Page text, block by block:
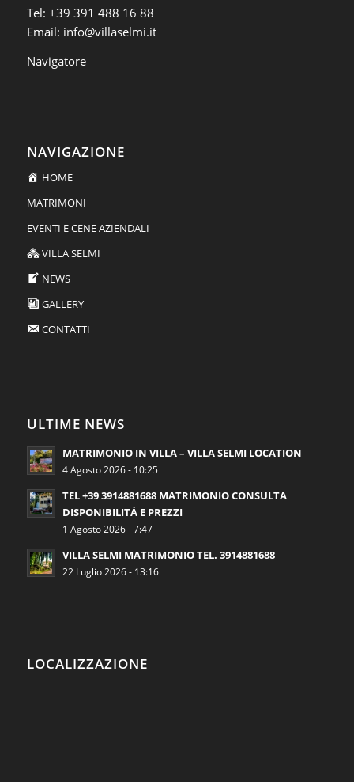
Tel: +39 391 488 16 88
Email: info@villaselmi.it
Navigatore
NAVIGAZIONE
HOME
MATRIMONI
EVENTI E CENE AZIENDALI
VILLA SELMI
NEWS
GALLERY
CONTATTI
ULTIME NEWS
MATRIMONIO IN VILLA – VILLA SELMI LOCATION
4 Agosto 2026 - 10:25
TEL +39 3914881688 MATRIMONIO CONSULTA
DISPONIBILITÀ E PREZZI
1 Agosto 2026 - 7:47
VILLA SELMI MATRIMONIO TEL. 3914881688
22 Luglio 2026 - 13:16
LOCALIZZAZIONE